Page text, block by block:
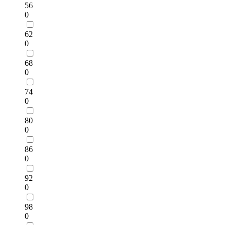
56
0
62
0
68
0
74
0
80
0
86
0
92
0
98
0